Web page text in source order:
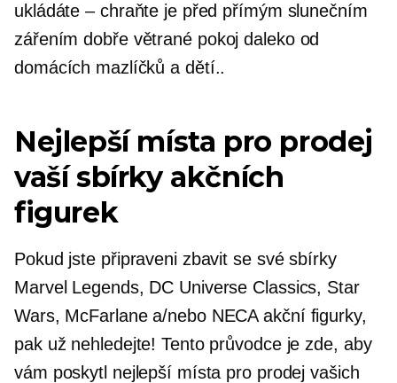
ukládáte – chraňte je před přímým slunečním
zářenímdobře větranépokoj daleko od
domácích mazlíčků a dětí..
Nejlepší místa pro prodej
vaší sbírky akčních
figurek
Pokud jste připraveni zbavit se své sbírky
Marvel Legends, DC Universe Classics, Star
Wars, McFarlane a/nebo NECA akční figurky,
pak už nehledejte! Tento průvodce je zde, aby
vám poskytl nejlepší místa pro prodej vašich